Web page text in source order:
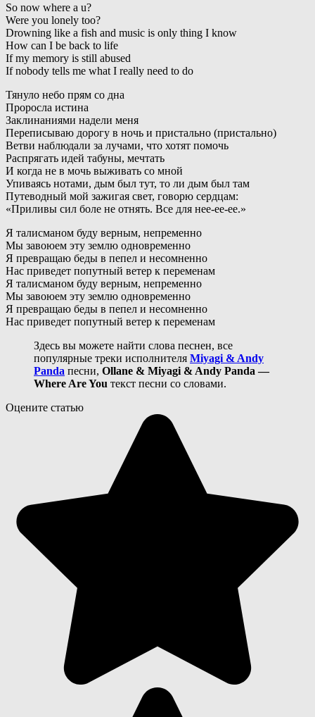
So now where a u?
Were you lonely too?
Drowning like a fish and music is only thing I know
How can I be back to life
If my memory is still abused
If nobody tells me what I really need to do
Тянуло небо прям со дна
Проросла истина
Заклинаниями надели меня
Переписываю дорогу в ночь и пристально (пристально)
Ветви наблюдали за лучами, что хотят помочь
Распрягать идей табуны, мечтать
И когда не в мочь выживать со мной
Упиваясь нотами, дым был тут, то ли дым был там
Путеводный мой зажигая свет, говорю сердцам:
«Приливы сил боле не отнять. Все для нее-ее-ее.»
Я талисманом буду верным, непременно
Мы завоюем эту землю одновременно
Я превращаю беды в пепел и несомненно
Нас приведет попутный ветер к переменам
Я талисманом буду верным, непременно
Мы завоюем эту землю одновременно
Я превращаю беды в пепел и несомненно
Нас приведет попутный ветер к переменам
Здесь вы можете найти слова песнен, все
популярные треки исполнителя Miyagi & Andy
Panda песни, Ollane & Miyagi & Andy Panda —
Where Are You текст песни со словами.
Оцените статью